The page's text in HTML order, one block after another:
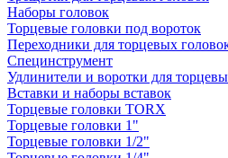
Наборы головок
Торцевые головки под вороток
Переходники для торцевых
Специнструмент
Удлинители и воротки для
Вставки и наборы вставок
Торцевые головки TORX
Торцевые головки 1"
Торцевые головки 1/2"